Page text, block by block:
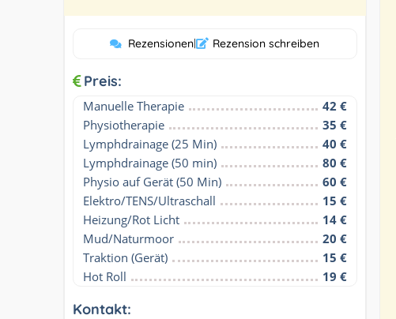
Rezensionen| Rezension schreiben
Preis:
Manuelle Therapie
42 €
Physiotherapie
35 €
Lymphdrainage (25 Min)
40 €
Lymphdrainage (50 min)
80 €
Physio auf Gerät (50 Min)
60 €
Elektro/TENS/Ultraschall
15 €
Heizung/Rot Licht
14 €
Mud/Naturmoor
20 €
Traktion (Gerät)
15 €
Hot Roll
19 €
Kontakt: